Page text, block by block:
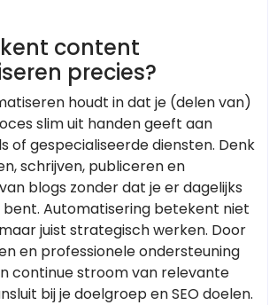
content
precies?
houdt in dat je (delen van)
slim uit handen geeft aan
of gespecialiseerde diensten. Denk
schrijven, publiceren en
blogs zonder dat je er dagelijks
bent. Automatisering betekent niet
juist strategisch werken. Door
en professionele ondersteuning
continue stroom van relevante
bij je doelgroep en SEO doelen.